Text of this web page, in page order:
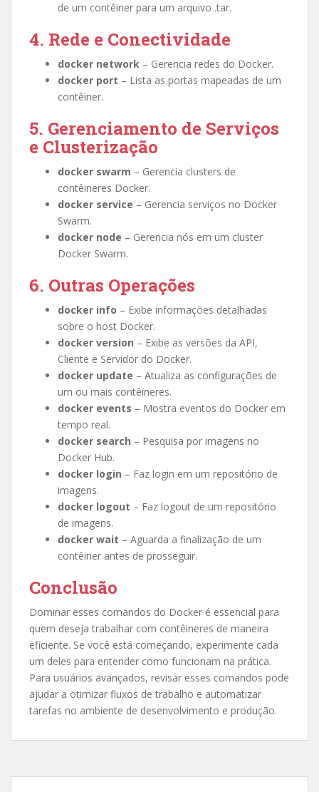
de um contêiner para um arquivo .tar.
4. Rede e Conectividade
docker network – Gerencia redes do Docker.
docker port – Lista as portas mapeadas de um
contêiner.
5. Gerenciamento de Serviços
e Clusterização
docker swarm – Gerencia clusters de
contêineres Docker.
docker service – Gerencia serviços no Docker
Swarm.
docker node – Gerencia nós em um cluster
Docker Swarm.
6. Outras Operações
docker info – Exibe informações detalhadas
sobre o host Docker.
docker version – Exibe as versões da API,
Cliente e Servidor do Docker.
docker update – Atualiza as configurações de
um ou mais contêineres.
docker events – Mostra eventos do Docker em
tempo real.
docker search – Pesquisa por imagens no
Docker Hub.
docker login – Faz login em um repositório de
imagens.
docker logout – Faz logout de um repositório
de imagens.
docker wait – Aguarda a finalização de um
contêiner antes de prosseguir.
Conclusão
Dominar esses comandos do Docker é essencial para
quem deseja trabalhar com contêineres de maneira
eficiente. Se você está começando, experimente cada
um deles para entender como funcionam na prática.
Para usuários avançados, revisar esses comandos pode
ajudar a otimizar fluxos de trabalho e automatizar
tarefas no ambiente de desenvolvimento e produção.